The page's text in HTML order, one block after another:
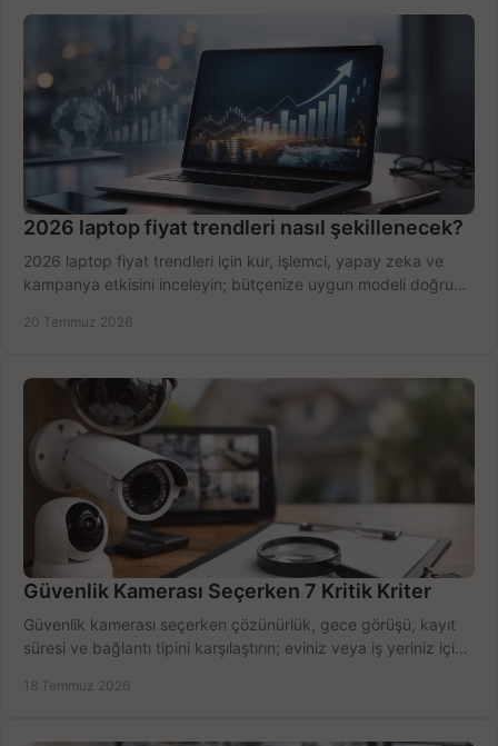
2026 laptop fiyat trendleri nasıl şekillenecek?
2026 laptop fiyat trendleri için kur, işlemci, yapay zeka ve
kampanya etkisini inceleyin; bütçenize uygun modeli doğru
20 Temmuz 2026
Güvenlik Kamerası Seçerken 7 Kritik Kriter
Güvenlik kamerası seçerken çözünürlük, gece görüşü, kayıt
süresi ve bağlantı tipini karşılaştırın; eviniz veya iş yeriniz için
18 Temmuz 2026